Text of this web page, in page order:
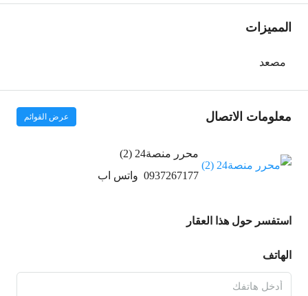
المميزات
مصعد
معلومات الاتصال عرض القوائم
محرر منصة24 (2)
0937267177 واتس اب
استفسر حول هذا العقار
الهاتف